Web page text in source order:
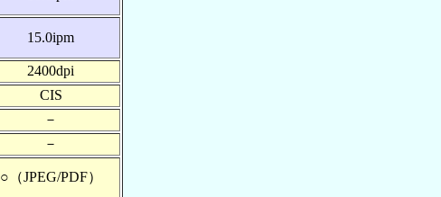
15.0ipm
2400dpi
CIS
－
－
○（JPEG/PDF）